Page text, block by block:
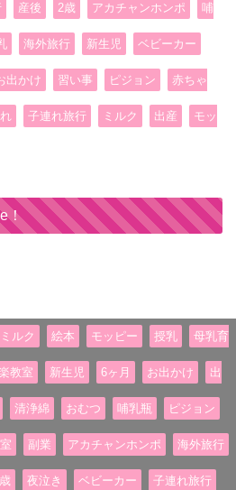
産後 2歳 アカチャンホンポ 哺
海外旅行 新生児 ベビーカー
出かけ 習い事 ピジョン 赤ちゃ
子連れ旅行 ミルク 出産 モッ
！
ミルク 絵本 モッピー 授乳 母乳育
教室 新生児 6ヶ月 お出かけ 出
清浄綿 おむつ 哺乳瓶 ピジョン
副業 アカチャンホンポ 海外旅行
夜泣き ベビーカー 子連れ旅行